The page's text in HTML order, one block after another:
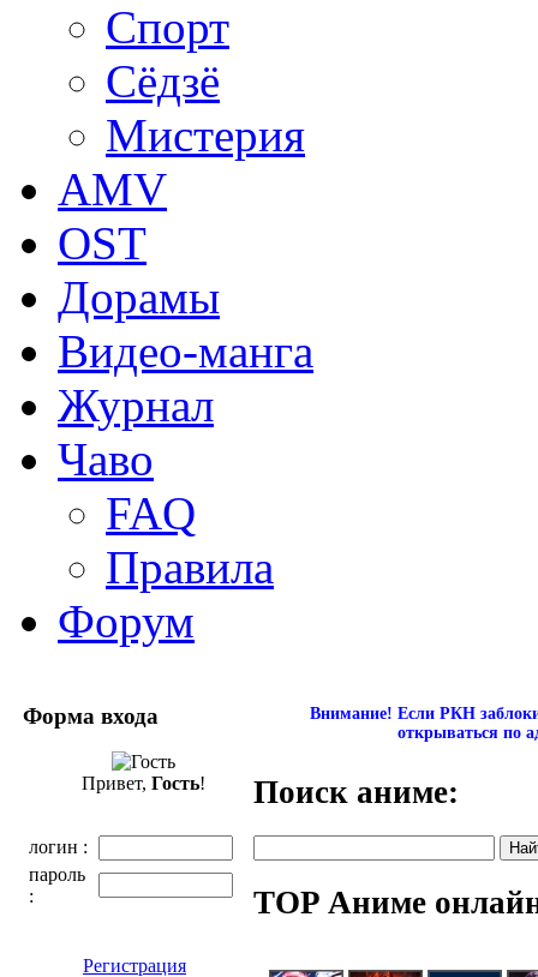
Спорт
Сёдзё
Мистерия
AMV
OST
Дорамы
Видео-манга
Журнал
Чаво
FAQ
Правила
Форум
Форма входа
Привет, Гость!
логин :
пароль
:
Регистрация
Внимание! Если РКН
открываться по
Поиск аниме:
TOP Аниме